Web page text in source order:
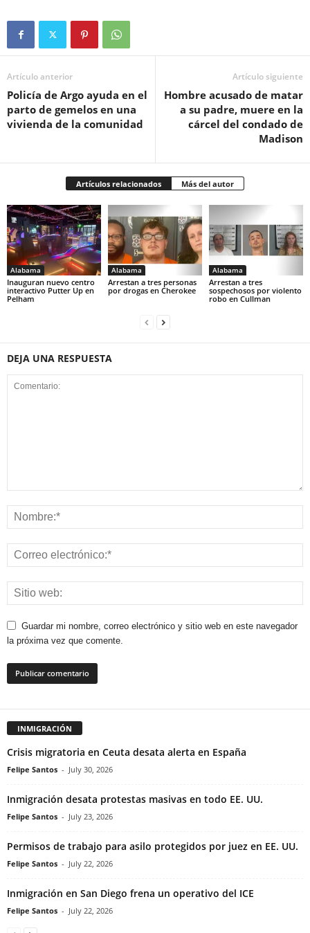
Artículo anterior
Policía de Argo ayuda en el
parto de gemelos en una
vivienda de la comunidad
Artículo siguiente
Hombre acusado de matar
a su padre, muere en la
cárcel del condado de
Madison
Artículos relacionados Más del autor
Alabama
Inauguran nuevo centro
interactivo Putter Up en
Pelham
Alabama
Arrestan a tres personas
por drogas en Cherokee
Alabama
Arrestan a tres
sospechosos por violento
robo en Cullman
DEJA UNA RESPUESTA
Guardar mi nombre, correo electrónico y sitio web en este navegador
la próxima vez que comente.
INMIGRACIÓN
Crisis migratoria en Ceuta desata alerta en España
Felipe Santos - July 30, 2026
Inmigración desata protestas masivas en todo EE. UU.
Felipe Santos - July 23, 2026
Permisos de trabajo para asilo protegidos por juez en EE. UU.
Felipe Santos - July 22, 2026
Inmigración en San Diego frena un operativo del ICE
Felipe Santos - July 22, 2026